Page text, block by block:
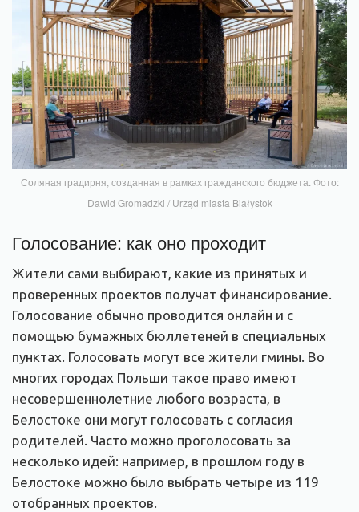
Соляная градирня, созданная в рамках гражданского бюджета. Фото:
Dawid Gromadzki / Urząd miasta Białystok
Голосование: как оно проходит
Жители сами выбирают, какие из принятых и
проверенных проектов получат финансирование.
Голосование обычно проводится онлайн и с
помощью бумажных бюллетеней в специальных
пунктах. Голосовать могут все жители гмины. Во
многих городах Польши такое право имеют
несовершеннолетние любого возраста, в
Белостоке они могут голосовать с согласия
родителей. Часто можно проголосовать за
несколько идей: например, в прошлом году в
Белостоке можно было выбрать четыре из 119
отобранных проектов.